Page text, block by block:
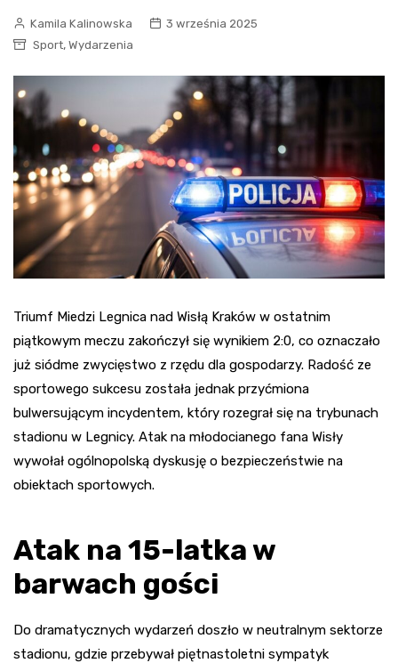
Kamila Kalinowska
3 września 2025
Sport, Wydarzenia
Triumf Miedzi Legnica nad Wisłą Kraków w ostatnim
piątkowym meczu zakończył się wynikiem 2:0, co oznaczało
już siódme zwycięstwo z rzędu dla gospodarzy. Radość ze
sportowego sukcesu została jednak przyćmiona
bulwersującym incydentem, który rozegrał się na trybunach
stadionu w Legnicy. Atak na młodocianego fana Wisły
wywołał ogólnopolską dyskusję o bezpieczeństwie na
obiektach sportowych.
Atak na 15-latka w
barwach gości
Do dramatycznych wydarzeń doszło w neutralnym sektorze
stadionu, gdzie przebywał piętnastoletni sympatyk